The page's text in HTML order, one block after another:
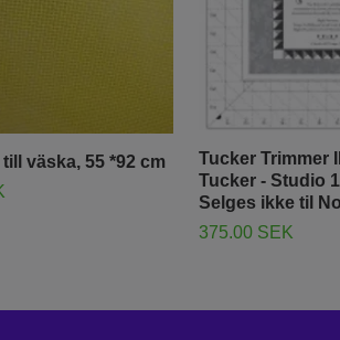
väska, 55 *92 cm
Tucker Trimmer
Tucker - Studio
Selges ikke til
375.00 SEK